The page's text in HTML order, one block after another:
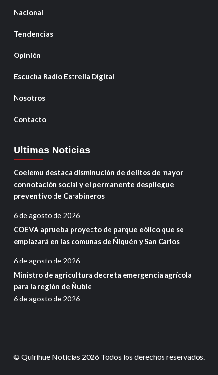
Nacional
Tendencias
Opinión
Escucha Radio Estrella Digital
Nosotros
Contacto
Ultimas Noticias
Coelemu destaca disminución de delitos de mayor
connotación social y el permanente despliegue
preventivo de Carabineros
6 de agosto de 2026
COEVA aprueba proyecto de parque eólico que se
emplazará en las comunas de Ñiquén y San Carlos
6 de agosto de 2026
Ministro de agricultura decreta emergencia agrícola
para la región de Ñuble
6 de agosto de 2026